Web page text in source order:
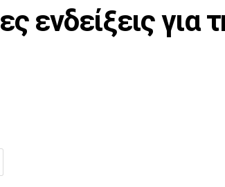
ενδείξεις για